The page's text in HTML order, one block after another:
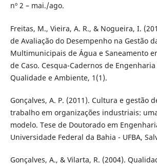
nº 2 – mai./ago.
Freitas, M., Vieira, A. R., & Nogueira, I.
de Avaliação do Desempenho na Gestão
Multimunicipais de Água e Saneamento
de Caso. Cesqua-Cadernos de
Qualidade e Ambiente, 1(1).
Gonçalves, A. P. (2011). Cultura e gestão
trabalho em organizações industriais:
modelo. Tese de Doutorado em
Universidade Federal da Bahia - UFBA,
Gonçalves, A., & Vilarta, R. (2004).